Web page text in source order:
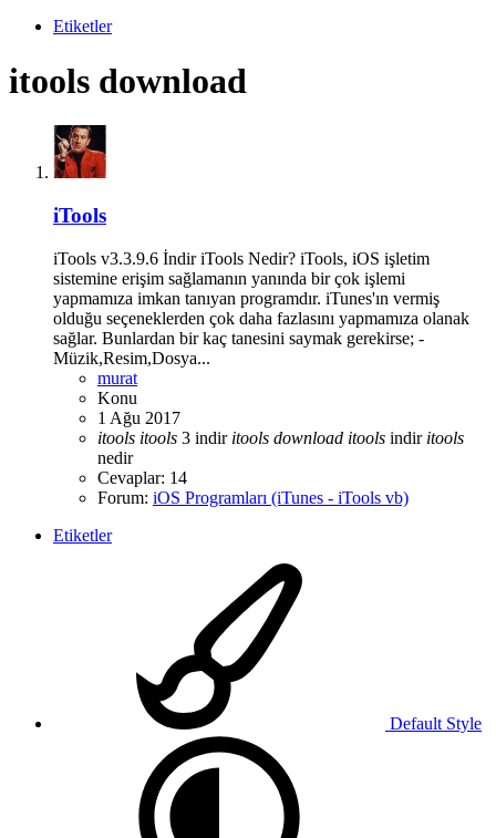
Etiketler
itools download
iTools
iTools v3.3.9.6 İndir iTools Nedir? iTools, iOS işletim
sistemine erişim sağlamanın yanında bir çok işlemi
yapmamıza imkan tanıyan programdır. iTunes'ın vermiş
olduğu seçeneklerden çok daha fazlasını yapmamıza olanak
sağlar. Bunlardan bir kaç tanesini saymak gerekirse; -
Müzik,Resim,Dosya...
murat
Konu
1 Ağu 2017
itools itools 3 indir itools download itools indir itools
nedir
Cevaplar: 14
Forum: iOS Programları (iTunes - iTools vb)
Etiketler
Default Style